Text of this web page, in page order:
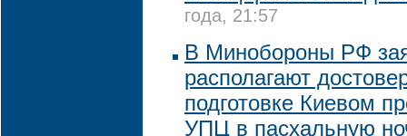
года, 21:57
В Минобороны РФ
располагают
подготовке Киевом
УПЦ в пасхальную